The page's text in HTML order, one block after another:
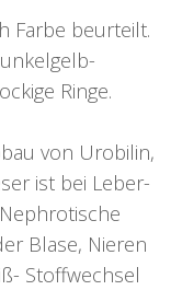
Farbe beurteilt.
Ringe.
von Urobilin,
ist bei Leber-
Blase, Nieren
Stoffwechsel